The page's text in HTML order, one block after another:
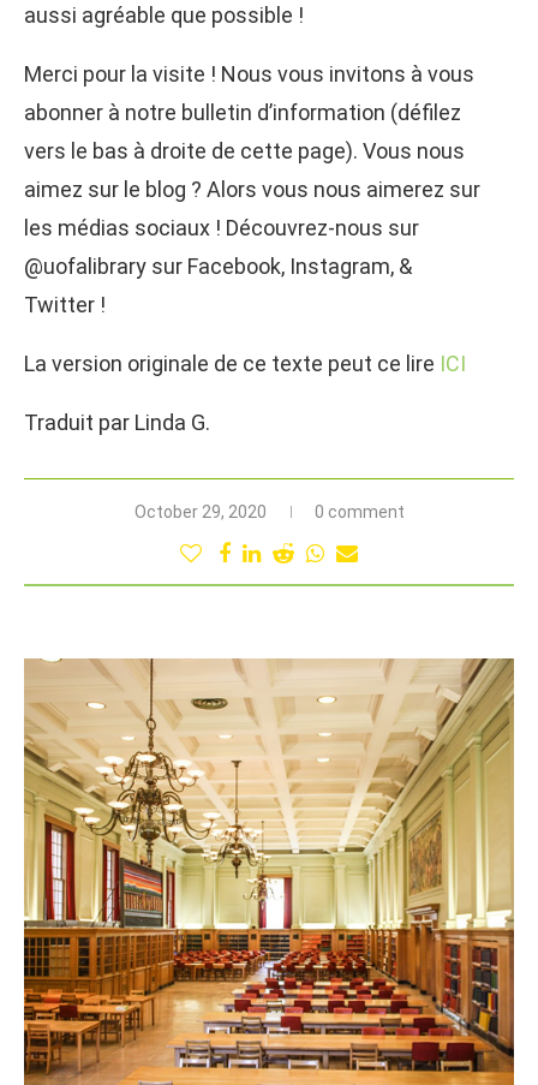
aussi agréable que possible !
Merci pour la visite ! Nous vous invitons à vous
abonner à notre bulletin d’information (défilez
vers le bas à droite de cette page). Vous nous
aimez sur le blog ? Alors vous nous aimerez sur
les médias sociaux ! Découvrez-nous sur
@uofalibrary sur Facebook, Instagram, &
Twitter !
La version originale de ce texte peut ce lire ICI
Traduit par Linda G.
October 29, 2020 0 comment